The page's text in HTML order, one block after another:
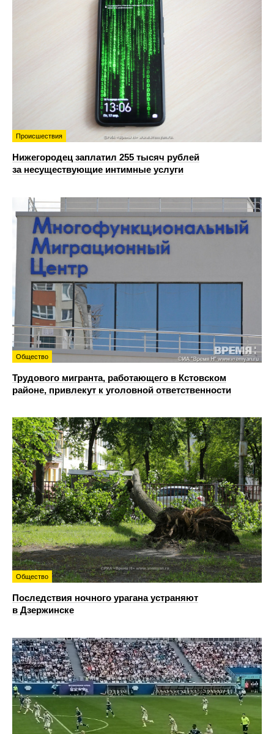
Происшествия
Нижегородец заплатил 255 тысяч рублей
за несуществующие интимные услуги
Общество
Трудового мигранта, работающего в Кстовском
районе, привлекут к уголовной ответственности
Общество
Последствия ночного урагана устраняют
в Дзержинске